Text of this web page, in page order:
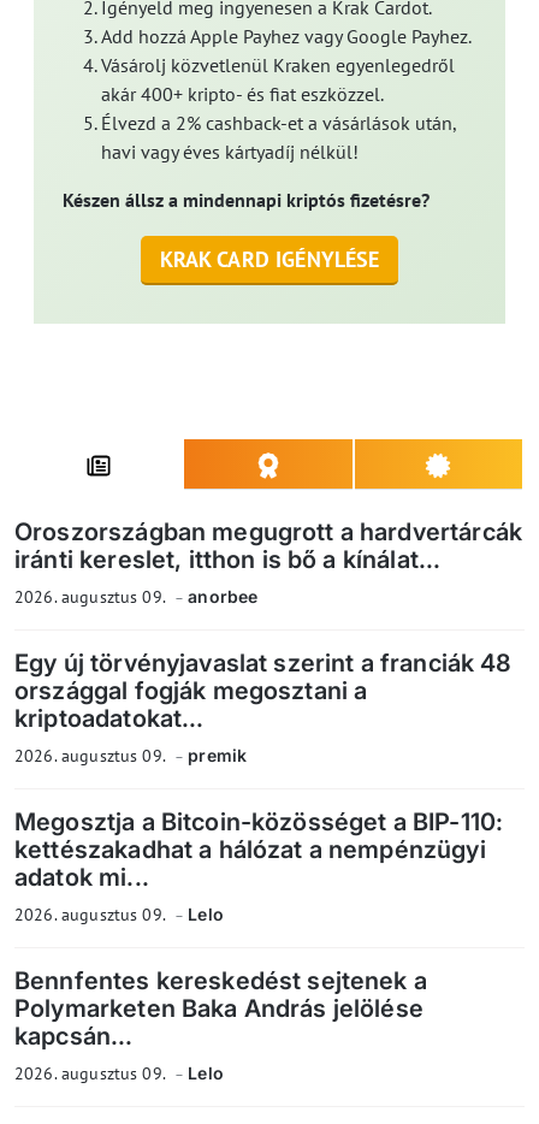
Igényeld meg ingyenesen a Krak Cardot.
Add hozzá Apple Payhez vagy Google Payhez.
Vásárolj közvetlenül Kraken egyenlegedről
akár 400+ kripto- és fiat eszközzel.
Élvezd a 2% cashback-et a vásárlások után,
havi vagy éves kártyadíj nélkül!
Készen állsz a mindennapi kriptós fizetésre?
KRAK CARD IGÉNYLÉSE
Oroszországban megugrott a hardvertárcák
iránti kereslet, itthon is bő a kínálat...
2026. augusztus 09. anorbee
Egy új törvényjavaslat szerint a franciák 48
országgal fogják megosztani a
kriptoadatokat...
2026. augusztus 09. premik
Megosztja a Bitcoin-közösséget a BIP-110:
kettészakadhat a hálózat a nempénzügyi
adatok mi...
2026. augusztus 09. Lelo
Bennfentes kereskedést sejtenek a
Polymarketen Baka András jelölése
kapcsán...
2026. augusztus 09. Lelo